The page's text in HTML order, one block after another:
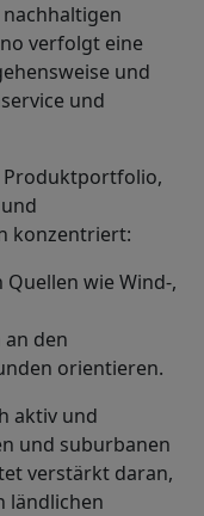
verfolgt eine
und
und
konzentriert:
wie Wind-,
den
orientieren.
aktiv und
und suburbanen
verstärkt daran,
ländlichen